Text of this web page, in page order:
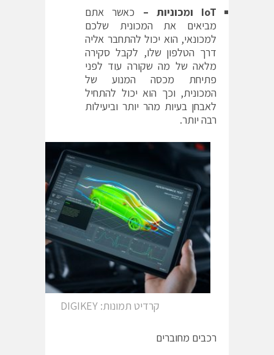
IoT
ומכוניות – כאשר אתם
מביאים את המכונית שלכם
למכונאי, הוא יכול להתחבר אליה
דרך הטלפון שלו, לקבל סקירה
מלאה של מה שקורה עוד לפני
פתיחת מכסה המנוע של
המכונית, וכך הוא יכול להתחיל
לאבחן בעיות מהר יותר וביעילות
רבה יותר.
קרדיט תמונות: DIGIKEY
רכבים מחוברים